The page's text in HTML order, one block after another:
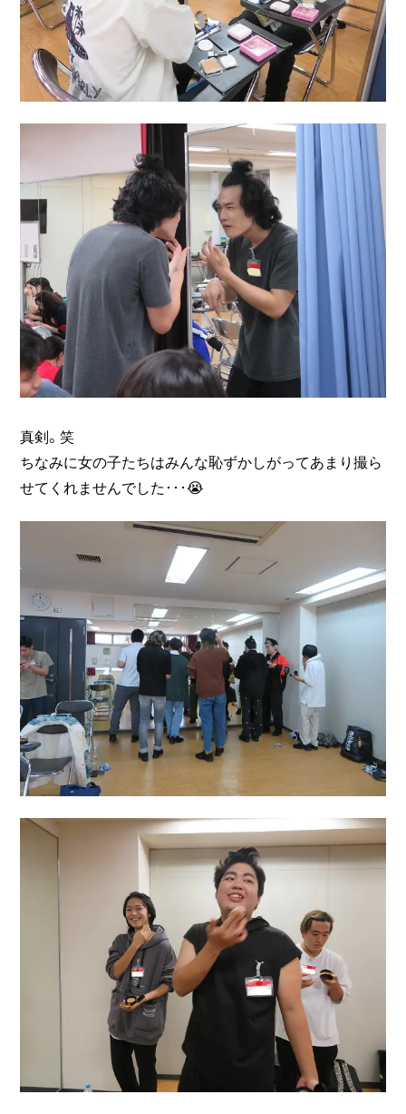
真剣。笑
ちなみに女の子たちはみんな恥ずかしがってあまり撮ら
せてくれませんでした･･･😭